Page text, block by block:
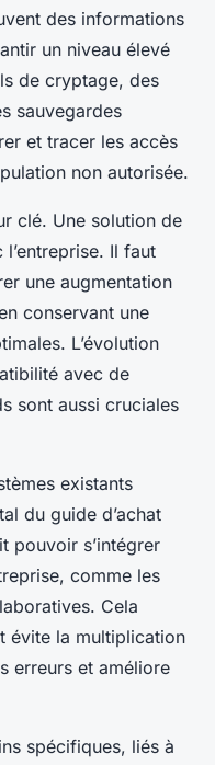
des informations
un niveau élevé
de cryptage, des
sauvegardes
et tracer les accès
non autorisée.
clé. Une solution de
Il faut
une augmentation
conservant une
L’évolution
avec de
sont aussi cruciales
existants
du guide d’achat
pouvoir s’intégrer
comme les
Cela
évite la multiplication
erreurs et améliore
spécifiques, liés à